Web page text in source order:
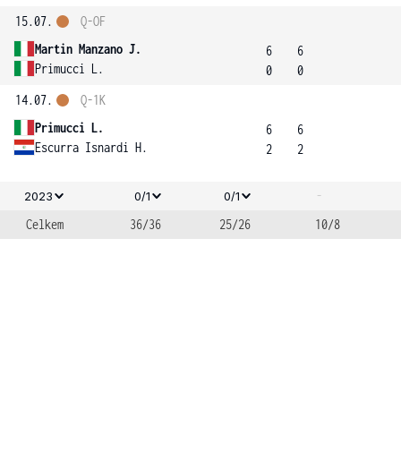
15.07.
Martin Manzano J.
Primucci L.
Q-OF
6
0
6
0
14.07.
Primucci L.
Escurra Isnardi H.
Q-1K
6
2
6
2
2023 0/1 0/1
-
Celkem
36/36 25/26 10/8